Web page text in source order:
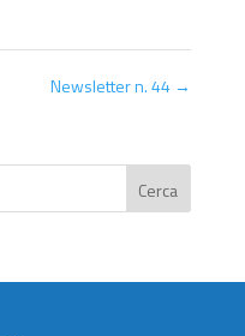
Newsletter n. 44 →
Cerca